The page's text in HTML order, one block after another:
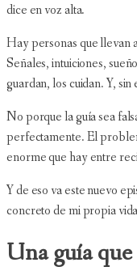
dice en voz alta.
Hay personas que llevan
Señales, intuiciones,
guardan, los cuidan. Y,
No porque la guía sea
perfectamente. El
enorme que hay entre
Y de eso va este nuevo
concreto de mi propia
Una guía